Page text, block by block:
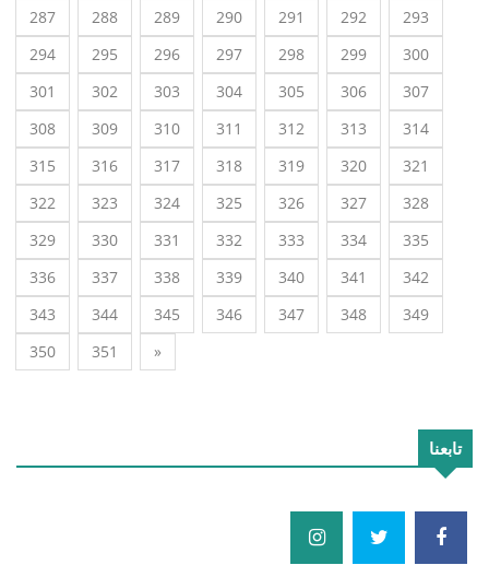
287
288 289 290 291 292
293
294
295 296 297 298 299
300
301
302 303 304 305 306
307
308
309 310 311 312 313
314
315
316 317 318 319 320
321
322
323 324 325 326 327
328
329
330 331 332 333 334
335
336
337 338 339 340 341
342
343
344 345 346 347 348
349
350
351 »
تابعنا